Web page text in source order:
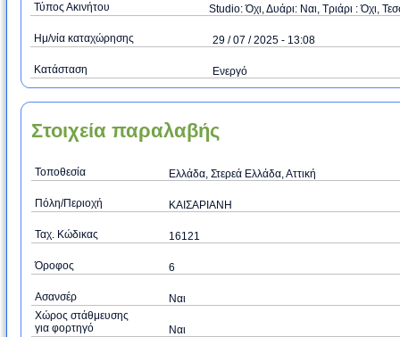
Τύπος Ακινήτου Studio: Όχι, Δυάρι: Ναι, Τριάρι : Όχι,
Ημ/νία καταχώρησης 29 / 07 / 2025 - 13:08
Κατάσταση Ενεργό
Στοιχεία παραλαβής
Τοποθεσία Ελλάδα, Στερεά Ελλάδα, Αττική
Πόλη/Περιοχή ΚΑΙΣΑΡΙΑΝΗ
Ταχ. Κώδικας 16121
Όροφος 6
Ασανσέρ
Ναι
Χώρος στάθμευσης
για φορτηγό
Ναι